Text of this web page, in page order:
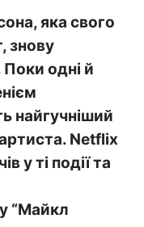
яка свого
знову
Поки одні й
найгучніший
Netflix
у ті події та
“Майкл